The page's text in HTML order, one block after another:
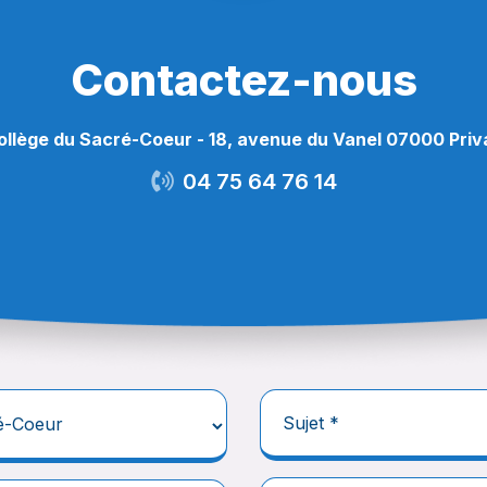
Contactez-nous
du Sacré-Coeur - 18, avenue du Vanel 07000
04 75 64 76 14